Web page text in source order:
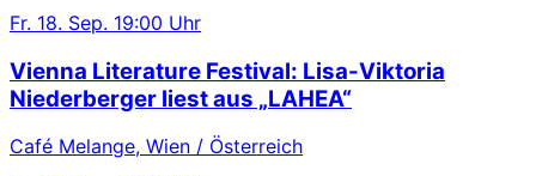
Fr. 18. Sep. 19:00 Uhr
Vienna Literature Festival: Lisa-Viktoria
Niederberger liest aus „LAHEA“
Café Melange, Wien / Österreich